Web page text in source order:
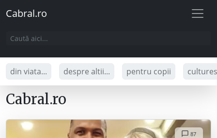
Cabral.ro
din viata... despre altii... pentru copii
Cabral.ro
87